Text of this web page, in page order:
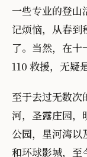
一些专业的登山
记烦恼，从春到
了。当然，在
110 救援，无疑
至于去过无数次
河，圣露庄园
公园，星河湾以
和环球影城，至